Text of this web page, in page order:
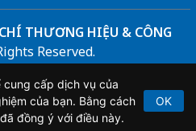
THƯƠNG HIỆU & CÔNG
Reserved.
hiệu và Công luận. Cấm
nếu không có sự chấp thuận
văn bản.
cung cấp dịch vụ của
của bạn. Bằng cách
đồng ý với điều này.
OK